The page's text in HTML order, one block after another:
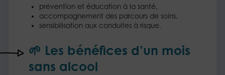
prévention et éducation à la santé,​
accompagnement des parcours de soins,​
sensibilisation aux conduites à risque.​
🌱 Les bénéfices d’un mois
sans alcool